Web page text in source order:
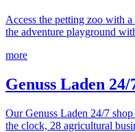
Access the petting zoo with
the adventure playground
more
Genuss Laden 24/
Our Genuss Laden 24/7
the clock, 28 agricultural